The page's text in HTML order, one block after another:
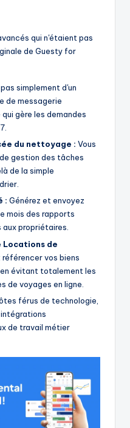
qui n'étaient pas
de Guesty for
simplement d'un
de messagerie
gère les demandes
du nettoyage : Vous
gestion des tâches
de la simple
: Générez et envoyez
mois des rapports
propriétaires.
de
référencer vos biens
évitant totalement les
de voyages en ligne.
férus de technologie,
de travail métier